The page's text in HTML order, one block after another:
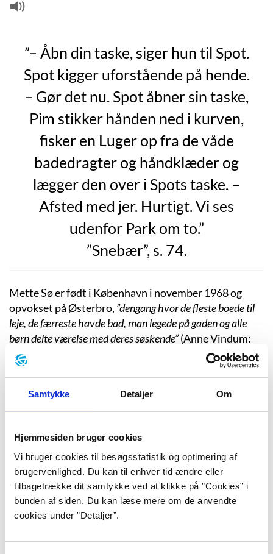
Samtykke Detaljer Om
Hjemmesiden bruger cookies
Vi bruger cookies til besøgsstatistik og optimering af
brugervenlighed. Du kan til enhver tid ændre eller
tilbagetrække dit samtykke ved at klikke på ”Cookies” i
bunden af siden. Du kan læse mere om de anvendte
cookies under ”Detaljer”.
”– Åbn din taske, siger hun til Spot.
Spot kigger uforstående på hende.
– Gør det nu. Spot åbner sin taske,
Pim stikker hånden ned i kurven,
fisker en Luger op fra de våde
badedragter og håndklæder og
lægger den over i Spots taske. –
Afsted med jer. Hurtigt. Vi ses
udenfor Park om to.”
”Snebær”, s. 74.
Mette Sø er født i København i november 1968 og
opvokset på Østerbro, ”dengang hvor de fleste boede til
leje, de færreste havde bad, man legede på gaden og alle
børn delte værelse med deres søskende”(Anne Vindum:
Interview med Mette Sø. Oktober 2013). På 75 m²
boede hun med sine forældre, to søskende, en hund og
nabo.
ikke huske hvad den hedder, for den er aldrig blevet brugt til
noget”, som hun selv siger det. Under uddannelsen fik
hun arbejde på et reklamebureau, og de næste femten
år arbejdede hun inden for den branche. I dag arbejder
hun som forfatter og som freelanceresearcher på film-
og tv-serier.